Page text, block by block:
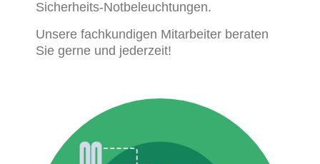
Sicherheits-Notbeleuchtungen.
Unsere fachkundigen Mitarbeiter beraten
Sie gerne und jederzeit!